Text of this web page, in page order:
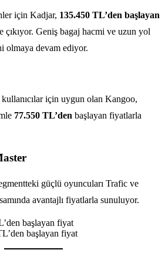
için Kadjar, 135.450 TL’den başlayan
çıkıyor. Geniş bagaj hacmi ve uzun yol
olmaya devam ediyor.
için uygun olan Kangoo,
77.550 TL’den başlayan fiyatlarla
güçlü oyuncuları Trafic ve
avantajlı fiyatlarla sunuluyor.
başlayan fiyat
başlayan fiyat